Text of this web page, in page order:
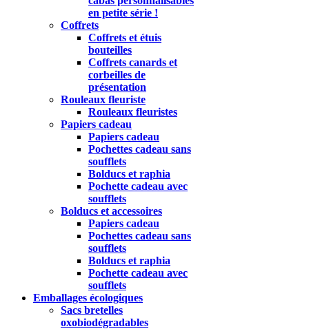
en petite série !
Coffrets
Coffrets et étuis
bouteilles
Coffrets canards et
corbeilles de
présentation
Rouleaux fleuriste
Rouleaux fleuristes
Papiers cadeau
Papiers cadeau
Pochettes cadeau sans
soufflets
Bolducs et raphia
Pochette cadeau avec
soufflets
Bolducs et accessoires
Papiers cadeau
Pochettes cadeau sans
soufflets
Bolducs et raphia
Pochette cadeau avec
soufflets
Emballages écologiques
Sacs bretelles
oxobiodégradables